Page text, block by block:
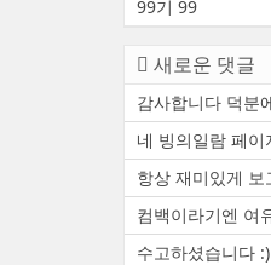
99기 99
새로운 댓글
수고하셨습니다 :)